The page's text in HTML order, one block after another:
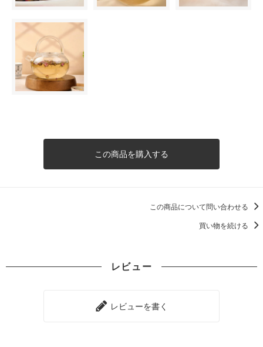
この商品を購入する
この商品について問い合わせる
買い物を続ける
レビュー
レビューを書く